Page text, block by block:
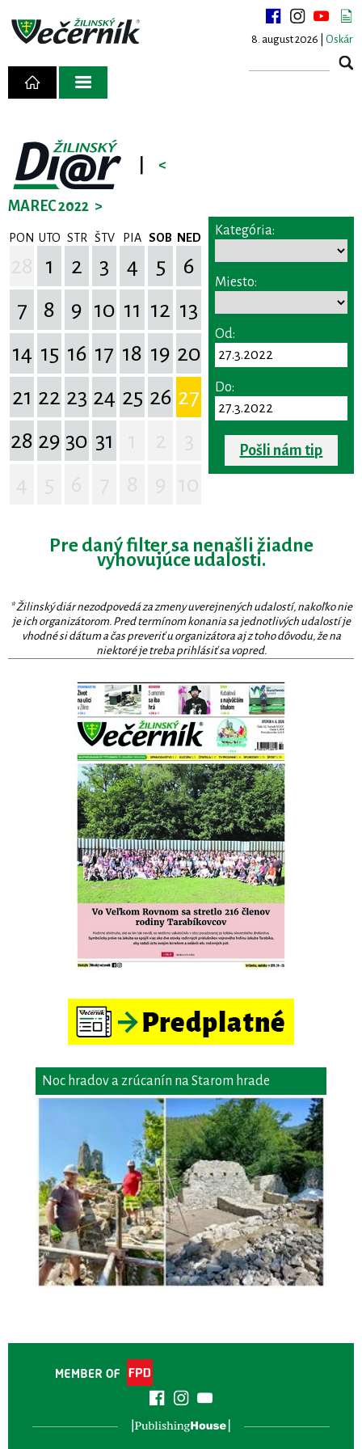
8. august 2026 | Oskár
<
MAREC 2022 >
PON UTO STR ŠTV PIA SOB NED
1 2 3 4 5
6
7
8 9 10 11 12 13
14 15 16 17 18 19 20
21 22 23 24 25 26 27
28 29 30 31
Kategória:
Miesto:
Od:
Do:
Pošli nám tip
Pre daný filter sa nenašli žiadne
vyhovujúce udalosti.
* Žilinský diár nezodpovedá za zmeny uverejnených udalostí, nakoľko nie
je ich organizátorom. Pred termínom konania sa jednotlivých udalostí je
vhodné si dátum a čas preveriť u organizátora aj z toho dôvodu, že na
niektoré je treba prihlásiť sa vopred.
Noc hradov a zrúcanín na Starom hrade